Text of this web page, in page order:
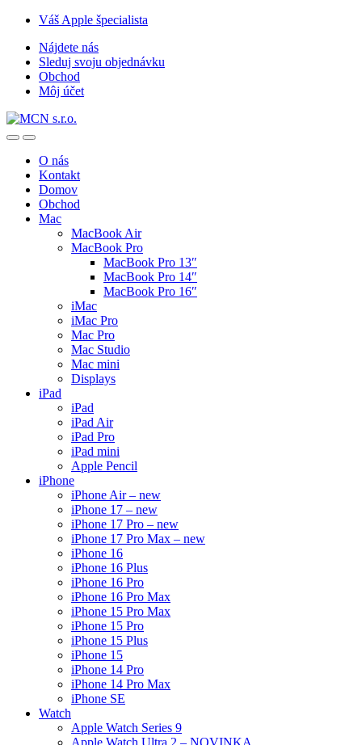
Skip
navigation
Skip
content
Váš Apple špecialista
Nájdete nás
Sleduj svoju objednávku
Obchod
Môj účet
O nás
Kontakt
Domov
Obchod
Mac
MacBook Air
MacBook Pro
MacBook Pro 13″
MacBook Pro 14″
MacBook Pro 16″
iMac
iMac Pro
Mac Pro
Mac Studio
Mac mini
Displays
iPad
iPad
iPad Air
iPad Pro
iPad mini
Apple Pencil
iPhone
iPhone Air – new
iPhone 17 – new
iPhone 17 Pro – new
iPhone 17 Pro Max – new
iPhone 16
iPhone 16 Plus
iPhone 16 Pro
iPhone 16 Pro Max
iPhone 15 Pro Max
iPhone 15 Pro
iPhone 15 Plus
iPhone 15
iPhone 14 Pro
iPhone 14 Pro Max
iPhone SE
Watch
Apple Watch Series 9
Apple Watch Ultra 2 – NOVINKA